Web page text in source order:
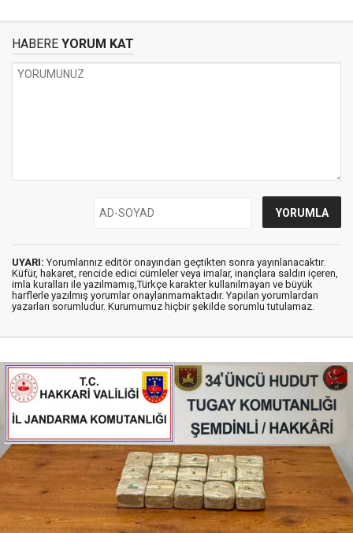
HABERE YORUM KAT
UYARI: Yorumlarınız editör onayından geçtikten sonra yayınlanacaktır.
Küfür, hakaret, rencide edici cümleler veya imalar, inançlara saldırı içeren,
imla kuralları ile yazılmamış,Türkçe karakter kullanılmayan ve büyük
harflerle yazılmış yorumlar onaylanmamaktadır. Yapılan yorumlardan
yazarları sorumludur. Kurumumuz hiçbir şekilde sorumlu tutulamaz.